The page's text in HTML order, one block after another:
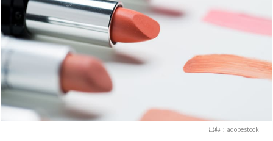
出典：adobestock